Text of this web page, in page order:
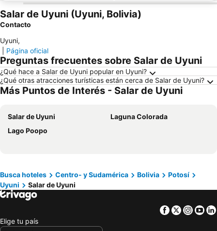
Salar de Uyuni (Uyuni, Bolivia)
Contacto
Uyuni,
Página oficial
Preguntas frecuentes sobre Salar de Uyuni
¿Qué hace a Salar de Uyuni popular en Uyuni?
¿Qué otras atracciones turísticas están cerca de Salar de Uyuni?
Más Puntos de Interés - Salar de Uyuni
Salar de Uyuni
Laguna Colorada
Lago Poopo
Busca hoteles Centro- y Sudamérica Bolivia
Potosí
Uyuni
Salar de Uyuni
Facebook
Twitter
Elige tu país